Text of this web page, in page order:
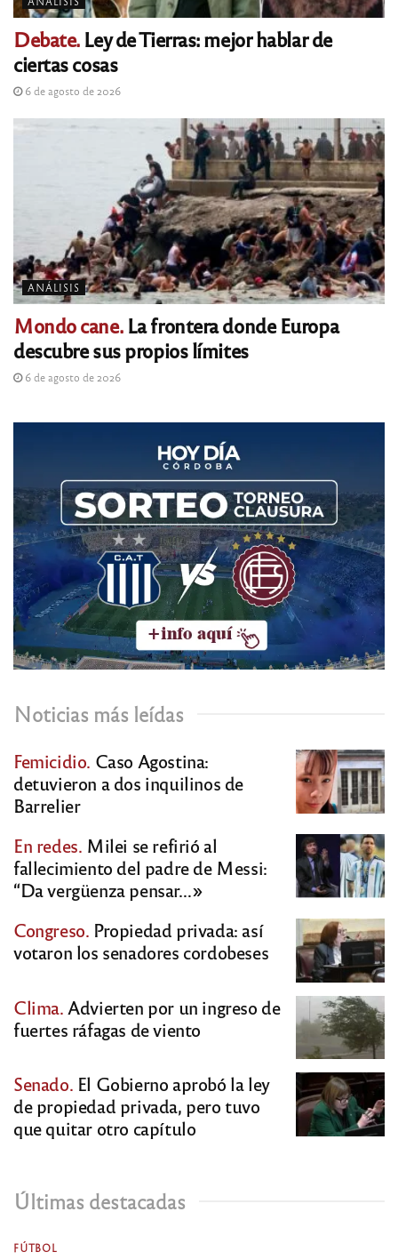
Debate.Ley de Tierras: mejor hablar de
ciertas cosas
6 de agosto de 2026
ANÁLISIS
Mondo cane.La frontera donde Europa
descubre sus propios límites
6 de agosto de 2026
Noticias más leídas
Femicidio. Caso Agostina:
detuvieron a dos inquilinos de
Barrelier
En redes. Milei se refirió al
fallecimiento del padre de Messi:
“Da vergüenza pensar…»
Congreso. Propiedad privada: así
votaron los senadores cordobeses
Clima. Advierten por un ingreso de
fuertes ráfagas de viento
Senado. El Gobierno aprobó la ley
de propiedad privada, pero tuvo
que quitar otro capítulo
Últimas destacadas
FÚTBOL